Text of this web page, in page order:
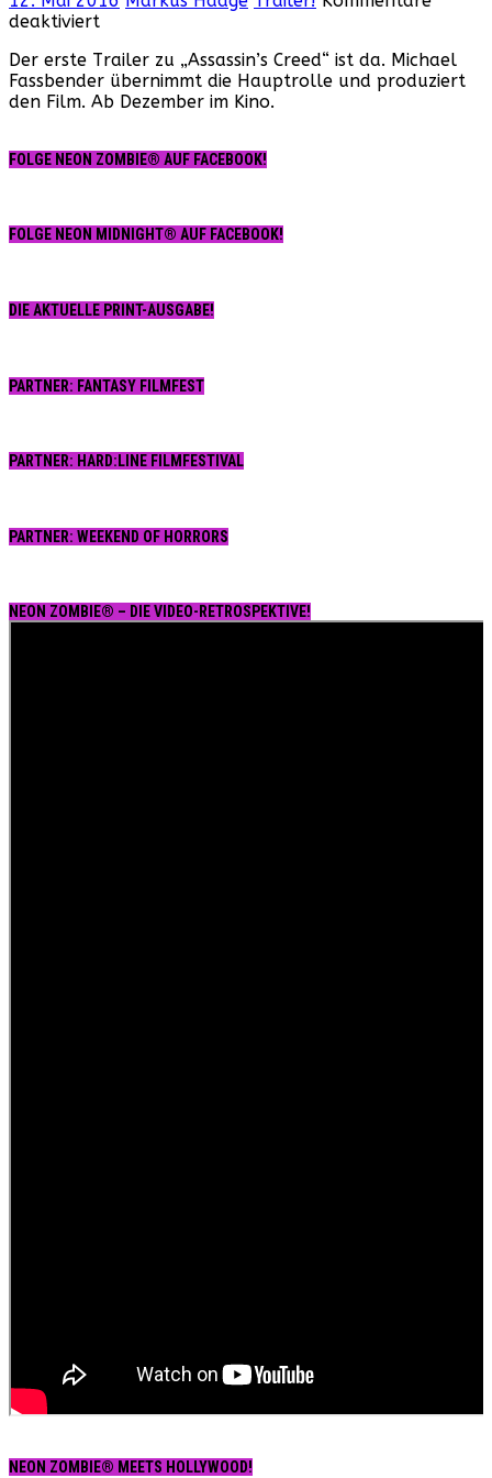
deaktiviertfür
Creed“
–
Der
Trailer
zur
Der erste Trailer zu „Assassin’s Creed“ ist da. Michael
Fassbender übernimmt die Hauptrolle und produziert
den Film. Ab Dezember im Kino.
FOLGE NEON ZOMBIE® AUF FACEBOOK!
FOLGE NEON MIDNIGHT® AUF FACEBOOK!
DIE AKTUELLE PRINT-AUSGABE!
PARTNER: FANTASY FILMFEST
PARTNER: HARD:LINE FILMFESTIVAL
PARTNER: WEEKEND OF HORRORS
NEON ZOMBIE® – DIE VIDEO-RETROSPEKTIVE!
NEON ZOMBIE® MEETS HOLLYWOOD!